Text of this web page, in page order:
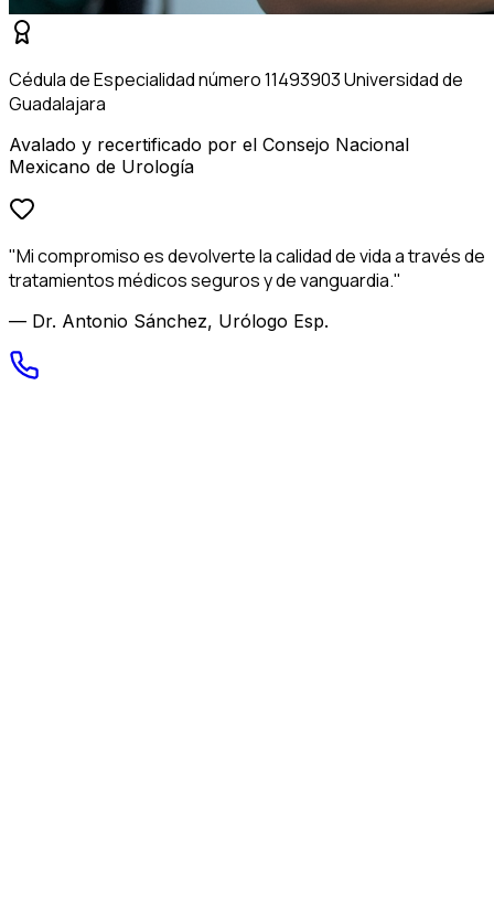
Cédula de Especialidad número 11493903 Universidad de
Guadalajara
Avalado y recertificado por el Consejo Nacional
Mexicano de Urología
"Mi compromiso es devolverte la calidad de vida a través de
tratamientos médicos seguros y de vanguardia."
— Dr. Antonio Sánchez, Urólogo Esp.